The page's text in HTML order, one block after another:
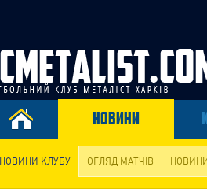
НОВИНИ
НОВИНИ КЛУБУ ОГЛЯД МАТЧІВ